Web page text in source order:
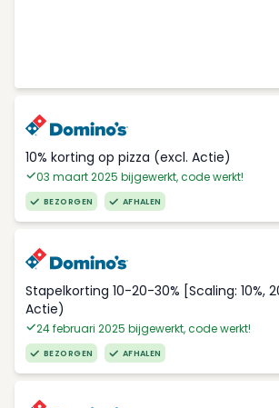
10% korting op pizza (excl. Actie)
03 maart 2025 bijgewerkt, code werkt!
BEZORGEN AFHALEN
Stapelkorting 10-20-30% [Scaling: 10%,
Actie)
24 februari 2025 bijgewerkt, code werkt!
BEZORGEN AFHALEN